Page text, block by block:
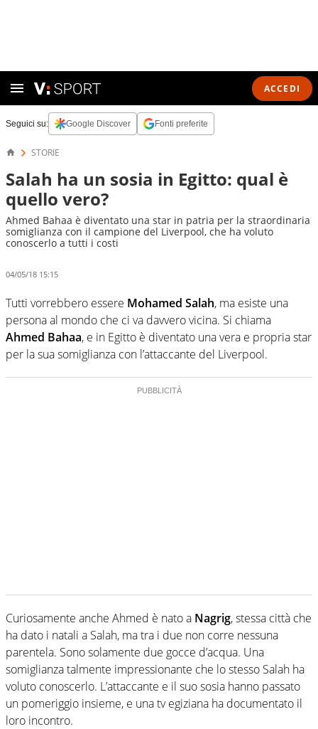
ACCEDI
Seguici su: Google Discover Fonti preferite
STORIE
Salah ha un sosia in Egitto: qual è
quello vero?
Ahmed Bahaa è diventato una star in patria per la straordinaria
somiglianza con il campione del Liverpool, che ha voluto
conoscerlo a tutti i costi
04/05/18 15:15
Tutti vorrebbero essere Mohamed Salah, ma esiste una
persona al mondo che ci va davvero vicina. Si chiama
Ahmed Bahaa, e in Egitto è diventato una vera e propria star
per la sua somiglianza con l’attaccante del Liverpool.
Curiosamente anche Ahmed è nato a Nagrig, stessa città che
ha dato i natali a Salah, ma tra i due non corre nessuna
parentela. Sono solamente due gocce d’acqua. Una
somiglianza talmente impressionante che lo stesso Salah ha
voluto conoscerlo. L’attaccante e il suo sosia hanno passato
un pomeriggio insieme, e una tv egiziana ha documentato il
loro incontro.